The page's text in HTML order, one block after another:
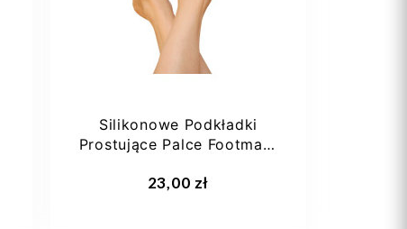
Silikonowe Podkładki
Prostujące Palce Footmate
23,00 zł